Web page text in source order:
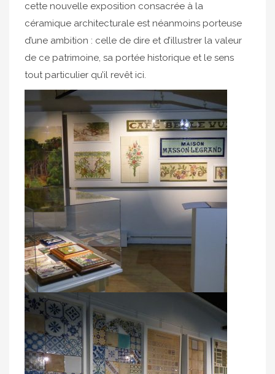
cette nouvelle exposition consacrée à la
céramique architecturale est néanmoins porteuse
d’une ambition : celle de dire et d’illustrer la valeur
de ce patrimoine, sa portée historique et le sens
tout particulier qu’il revêt ici.